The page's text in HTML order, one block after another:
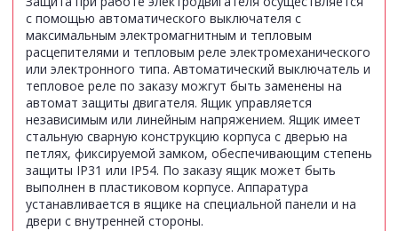
с помощью автоматического выключателя с
максимальным электромагнитным и тепловым
расцепителями и тепловым реле электромеханического
или электронного типа. Автоматический выключатель и
тепловое реле по заказу можгут быть заменены на
автомат защиты двигателя. Ящик управляется
независимым или линейным напряжением. Ящик имеет
стальную сварную конструкцию корпуса с дверью на
петлях, фиксируемой замком, обеспечивающим степень
защиты IР31 или IP54. По заказу ящик может быть
выполнен в пластиковом корпусе. Аппаратура
устанавливается в ящике на специальной панели и на
двери с внутренней стороны.